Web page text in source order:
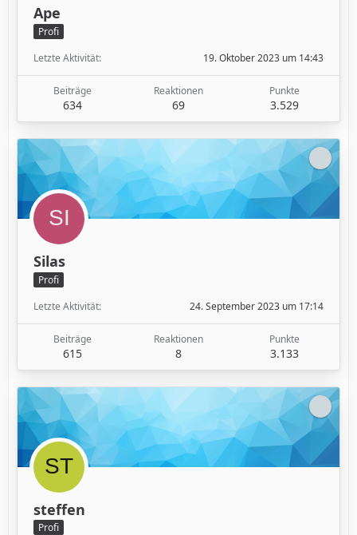
Ape
Profi
Letzte Aktivität
19. Oktober 2023 um 14:43
Beiträge
634
Reaktionen
69
Punkte
3.529
Silas
Profi
Letzte Aktivität
24. September 2023 um 17:14
Beiträge
615
Reaktionen
8
Punkte
3.133
steffen
Profi